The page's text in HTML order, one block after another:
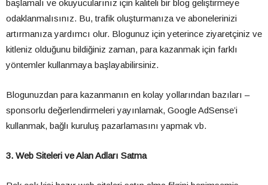
başlamalı ve okuyucularınız için kaliteli bir blog geliştirmeye
odaklanmalısınız. Bu, trafik oluşturmanıza ve abonelerinizi
artırmanıza yardımcı olur. Blogunuz için yeterince ziyaretçiniz ve
kitleniz olduğunu bildiğiniz zaman, para kazanmak için farklı
yöntemler kullanmaya başlayabilirsiniz.
Blogunuzdan para kazanmanın en kolay yollarından bazıları –
sponsorlu değerlendirmeleri yayınlamak, Google AdSense’i
kullanmak, bağlı kuruluş pazarlamasını yapmak vb.
3. Web Siteleri ve Alan Adları Satma